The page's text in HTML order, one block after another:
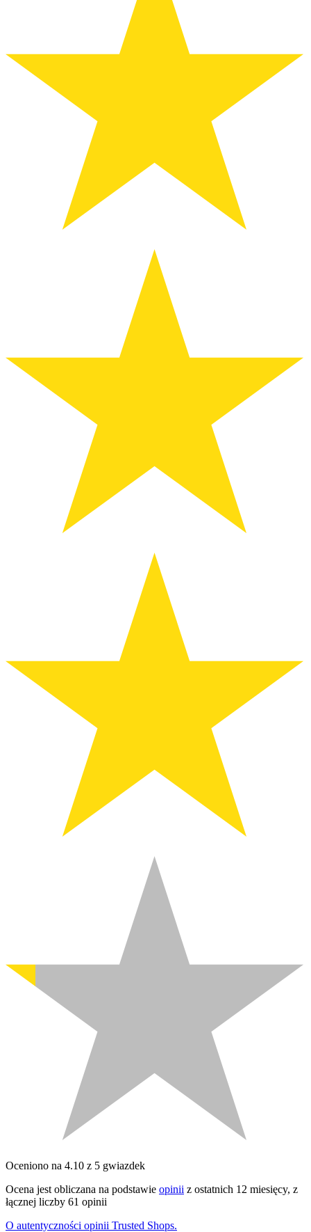
Oceniono na 4.10 z 5 gwiazdek
Ocena jest obliczana na podstawie opinii z ostatnich 12 miesięcy, z
łącznej liczby 61 opinii
O autentyczności opinii Trusted Shops.